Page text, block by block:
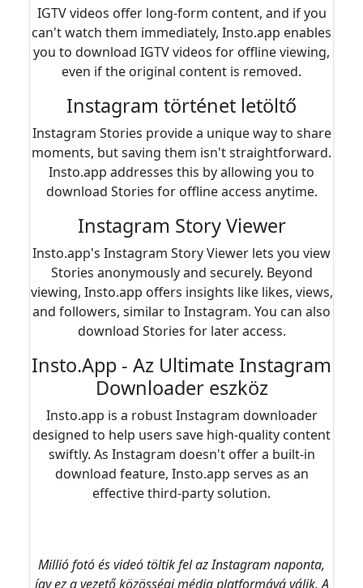
IGTV videos offer long-form content, and if you
can't watch them immediately, Insto.app enables
you to download IGTV videos for offline viewing,
even if the original content is removed.
Instagram történet letöltő
Instagram Stories provide a unique way to share
moments, but saving them isn't straightforward.
Insto.app addresses this by allowing you to
download Stories for offline access anytime.
Instagram Story Viewer
Insto.app's Instagram Story Viewer lets you view
Stories anonymously and securely. Beyond
viewing, Insto.app offers insights like likes, views,
and followers, similar to Instagram. You can also
download Stories for later access.
Insto.App - Az Ultimate Instagram
Downloader eszköz
Insto.app is a robust Instagram downloader
designed to help users save high-quality content
swiftly. As Instagram doesn't offer a built-in
download feature, Insto.app serves as an
effective third-party solution.
Millió fotó és videó töltik fel az Instagram naponta,
így ez a vezető közösségi média platformává válik. A